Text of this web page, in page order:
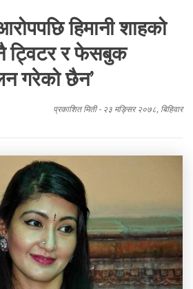
हिमानी शाहको
ट्विटर र फेसबुक
गरेको छैन’
प्रकाशित मिती - २३ मङ्सिर २०७८, बिहिवार